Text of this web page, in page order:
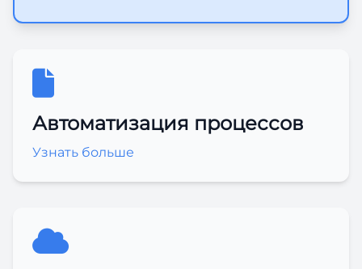
Автоматизация процессов
Узнать больше